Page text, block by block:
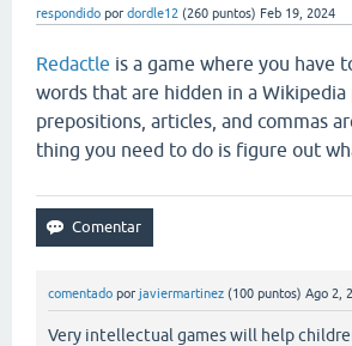
respondido por dordle12 (260 puntos) Feb 19, 2024
Redactle is a game where you have
words that are hidden in a Wikipedia
prepositions, articles, and commas
thing you need to do is figure out
comentado por javiermartinez (100 puntos) Ago 2,
Very intellectual games will help